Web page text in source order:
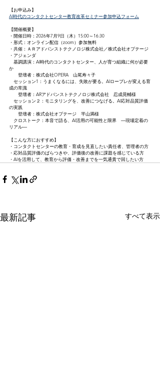
【お申込み】
AI時代のコンタクトセンター教育改革セミナー参加申込フォーム
【開催概要】
・開催日時：2026年7月9日（木）15:00～16:30
・形式：オンライン配信（zoom）参加無料
・共催：ＡＲアドバンストテクノロジ株式会社／株式会社オプテージ
・アジェンダ
基調講演：AI時代のコンタクトセンター、人が育つ組織に何が必要
か
登壇者：株式会社OPERA　山尾寿々子
セッション1：うまくなるには、失敗が要る。AIロープレが変える育
成の常識
登壇者：ARアドバンストテクノロジ株式会社　忍成晃輔様
セッション２：モニタリングを、改善につなげる。AI応対品質評価
の実践
登壇者：株式会社オプテージ　平山満様
クロストーク：本音で語る、AI活用の可能性と限界　―現場定着の
リアル―
【こんな方におすすめ】
・コンタクトセンターの教育・育成を見直したい責任者、管理者の方
・応対品質評価のばらつきや、評価後の改善に課題を感じている方
・AIを活用して、教育から評価・改善までを一気通貫で回したい方
最新記事 すべて表示